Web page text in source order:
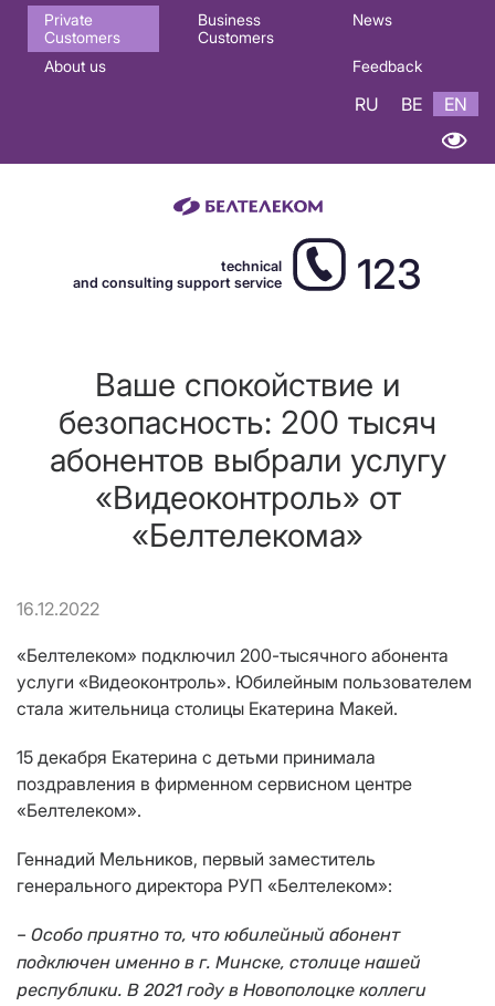
Основная
навигация
Private
Customers
Business
Customers
News
About us Feedback
RU BE EN
technical
and consulting support service
123
Ваше спокойствие и
безопасность: 200 тысяч
абонентов выбрали услугу
«Видеоконтроль» от
«Белтелекома»
16.12.2022
«Белтелеком» подключил 200-тысячного абонента
услуги «Видеоконтроль». Юбилейным пользователем
стала жительница столицы Екатерина Макей.
15 декабря Екатерина с детьми принимала
поздравления в фирменном сервисном центре
«Белтелеком».
Геннадий Мельников, первый заместитель
генерального директора РУП «Белтелеком»:
– Особо приятно то, что юбилейный абонент
подключен именно в г. Минске, столице нашей
республики. В 2021 году в Новополоцке коллеги